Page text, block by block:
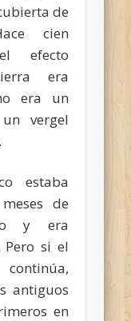
de
cien
efecto
era
era un
vergel
estaba
de
y era
Pero si el
antiguos
en